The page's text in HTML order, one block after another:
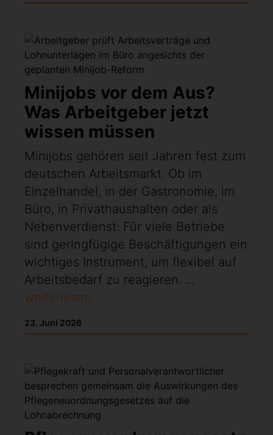
Minijobs vor dem Aus?
Was Arbeitgeber jetzt
wissen müssen
Minijobs gehören seit Jahren fest zum
deutschen Arbeitsmarkt. Ob im
Einzelhandel, in der Gastronomie, im
Büro, in Privathaushalten oder als
Nebenverdienst: Für viele Betriebe
sind geringfügige Beschäftigungen ein
wichtiges Instrument, um flexibel auf
Arbeitsbedarf zu reagieren. ...
weiterlesen
23. Juni 2026